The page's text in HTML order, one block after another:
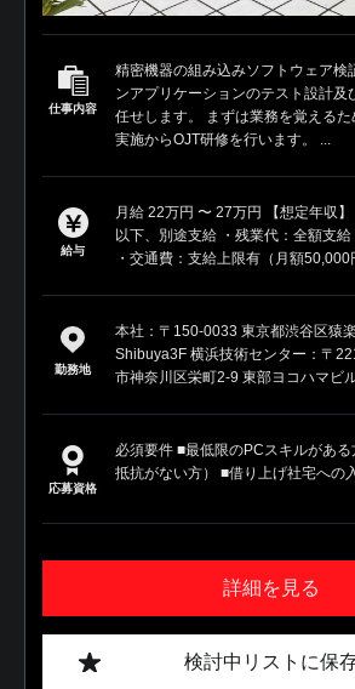
仕事内容
精密機器の組み込みソフトウェア検
ンアプリケーションのテスト設計及
任せします。 まずは業務を覚える
実施からOJT研修を行います。 ...
給与
月給 22万円 〜 27万円 【想定年収
以下、別途支給 ・残業代：全額支
・交通費：支給上限有（月額50,000
勤務地
本社：〒150-0033 東京都渋谷区猿
Shibuya3F 横浜技術センター：〒
市神奈川区栄町2-9 東部ヨコハマビ
応募資格
必須要件 ■最低限のPCスキルがあ
抵抗がない方） ■借り上げ社宅への入
詳細を見る
検討中リストに保